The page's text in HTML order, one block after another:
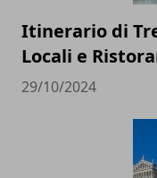
Itinerario di
Locali e
29/10/2024